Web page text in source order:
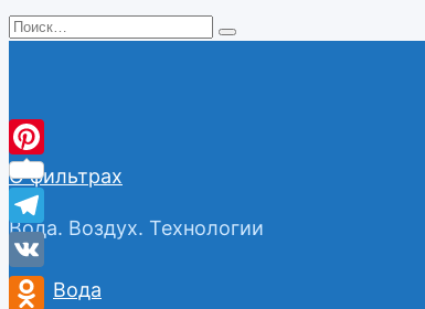
Перейти
Search
О фильтрах
Вода. Воздух. Технологии
Вода
Pinterest
Telegram
VK